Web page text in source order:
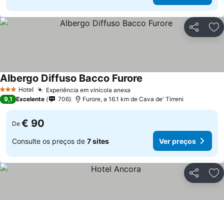
Partilhar
3 EstrelasHotel Experiência em vinícola anexa
Albergo Diffuso Bacco Furore
9,1 Excelente 706 Furore, a 16.1 km de Cava de' Tirreni
De € 90
Consulte os preços de 7 sites Ver preços
Partilhar